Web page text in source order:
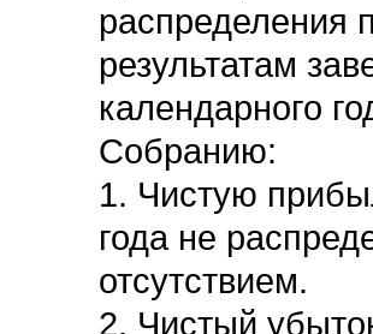
распределения
результатам
календарного
Собранию:
1. Чистую
года не
отсутствием.
2. Чистый